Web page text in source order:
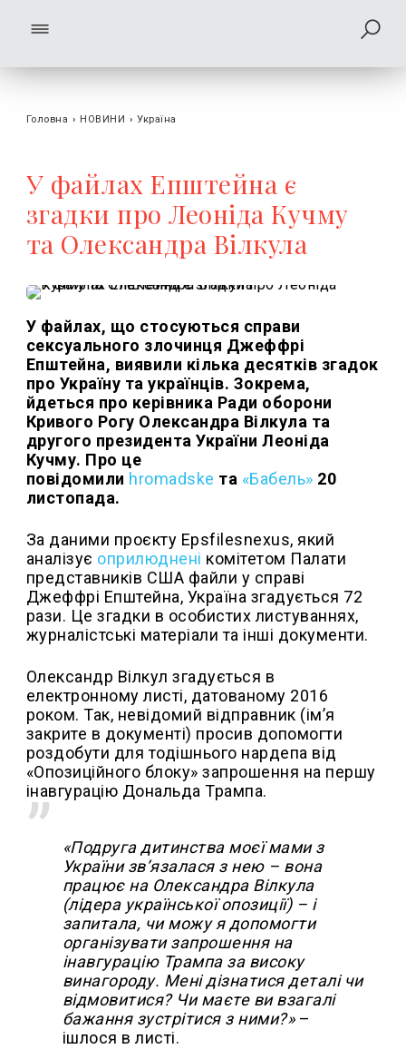
Головна › НОВИНИ › Україна
У файлах Епштейна є
згадки про Леоніда Кучму
та Олександра Вілкула
У файлах, що стосуються справи
сексуального злочинця Джеффрі
Епштейна, виявили кілька десятків згадок
про Україну та українців. Зокрема,
йдеться про керівника Ради оборони
Кривого Рогу Олександра Вілкула та
другого президента України Леоніда
Кучму. Про це
повідомили hromadske та «Бабель» 20
листопада.
За даними проєкту Epsfilesnexus, який
аналізує оприлюднені комітетом Палати
представників США файли у справі
Джеффрі Епштейна, Україна згадується 72
рази. Це згадки в особистих листуваннях,
журналістські матеріали та інші документи.
Олександр Вілкул згадується в
електронному листі, датованому 2016
роком. Так, невідомий відправник (ім’я
закрите в документі) просив допомогти
роздобути для тодішнього нардепа від
«Опозиційного блоку» запрошення на першу
інавгурацію Дональда Трампа.
«Подруга дитинства моєї мами з
України зв’язалася з нею – вона
працює на Олександра Вілкула
(лідера української опозиції) – і
запитала, чи можу я допомогти
організувати запрошення на
інавгурацію Трампа за високу
винагороду. Мені дізнатися деталі чи
відмовитися? Чи маєте ви взагалі
бажання зустрітися з ними?»–
ішлося в листі.